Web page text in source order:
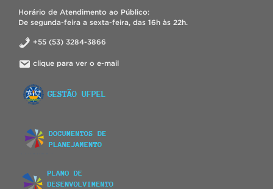
Horário de Atendimento ao Público:
De segunda-feira a sexta-feira, das 16h às 22h.
+55 (53) 3284-3866
clique para ver o e-mail